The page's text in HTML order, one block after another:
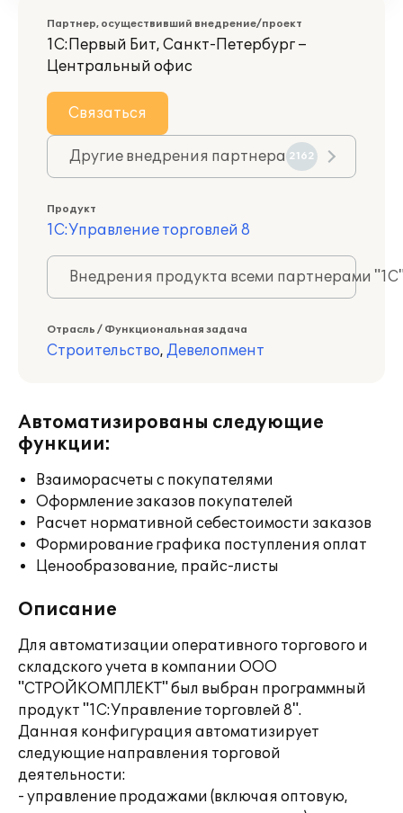
Партнер, осуществивший внедрение/проект
1С:Первый Бит, Санкт-Петербург –
Центральный офис
Связаться
Другие внедрения партнера 2162
Продукт
1С:Управление торговлей 8
Внедрения продукта всеми партнерами
Отрасль / Функциональная задача
Строительство, Девелопмент
Автоматизированы следующие
функции:
Взаиморасчеты с покупателями
Оформление заказов покупателей
Расчет нормативной себестоимости заказов
Формирование графика поступления оплат
Ценообразование, прайс-листы
Описание
Для автоматизации оперативного торгового и
складского учета в компании ООО
"СТРОЙКОМПЛЕКТ" был выбран программный
продукт "1С:Управление торговлей 8".
Данная конфигурация автоматизирует
следующие направления торговой
деятельности:
- управление продажами (включая оптовую,